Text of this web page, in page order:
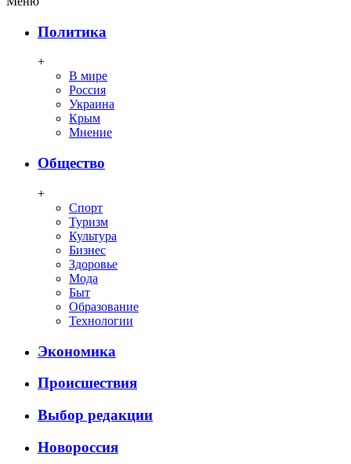
Политика
+
В мире
Россия
Украина
Крым
Мнение
Общество
+
Спорт
Туризм
Культура
Бизнес
Здоровье
Мода
Быт
Образование
Технологии
Экономика
Происшествия
Выбор редакции
Новороссия